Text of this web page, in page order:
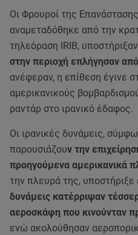
Οι Φρουροί της
αναμεταδόθηκε από την
τηλεόραση IRIB,
στην περιοχή επλήγησαν
ανέφεραν, η επίθεση έγινε
αμερικανικούς
ραντάρ στο ιρανικό έδαφος.
Οι ιρανικές δυνάμεις,
παρουσιάζουν την
προηγούμενα αμερικανικά
την πλευρά της, υποστήριξε
δυνάμεις κατέρριψαν
αεροσκάφη που κινούνταν
ενώ ακολούθησαν